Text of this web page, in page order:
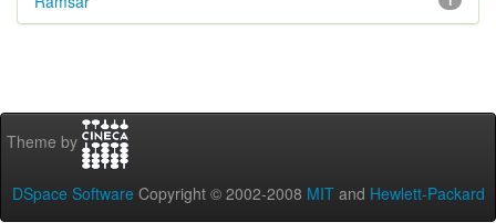
Theme by
DSpace Software Copyright © 2002-2008 MIT and Hewlett-Packard